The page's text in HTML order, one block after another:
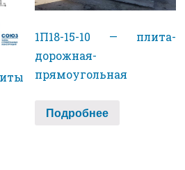
1П18-15-10 — плита-
дорожная-
прямоугольная
Подробнее